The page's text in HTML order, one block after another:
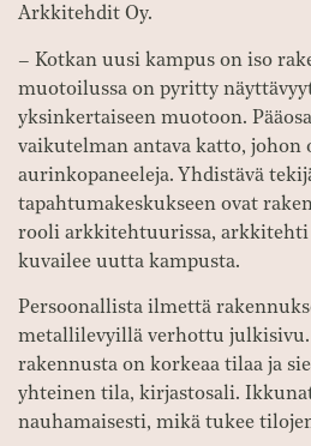
Arkkitehdit Oy.
– Kotkan uusi kampus on iso
muotoilussa on pyritty
yksinkertaiseen muotoon.
vaikutelman antava katto, johon
aurinkopaneeleja. Yhdistävä
tapahtumakeskukseen ovat
rooli arkkitehtuurissa, arkkitehti
kuvailee uutta kampusta.
Persoonallista ilmettä
metallilevyillä verhottu
rakennusta on korkeaa tilaa ja
yhteinen tila, kirjastosali.
nauhamaisesti, mikä tukee